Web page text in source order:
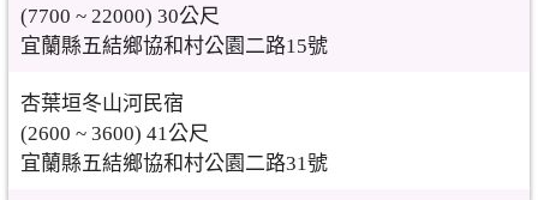
(7700 ~ 22000) 30公尺
宜蘭縣五結鄉協和村公園二路15號
杏葉垣冬山河民宿
(2600 ~ 3600) 41公尺
宜蘭縣五結鄉協和村公園二路31號